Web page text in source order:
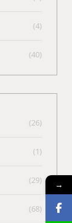
(4)
(40)
(26)
(1)
(29)
(68)
→